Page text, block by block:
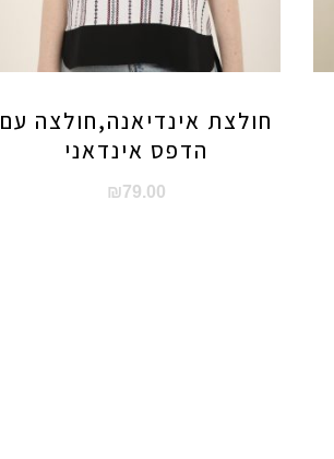
חולצת אינדיאנה,חולצה עם
הדפס אינדאני
₪79.00